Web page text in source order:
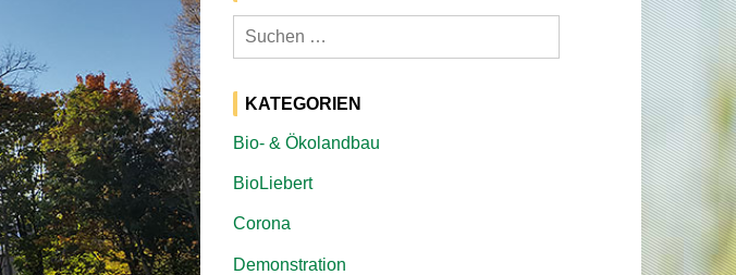
Suchen
nach:
KATEGORIEN
Bio- & Ökolandbau
BioLiebert
Corona
Demonstration